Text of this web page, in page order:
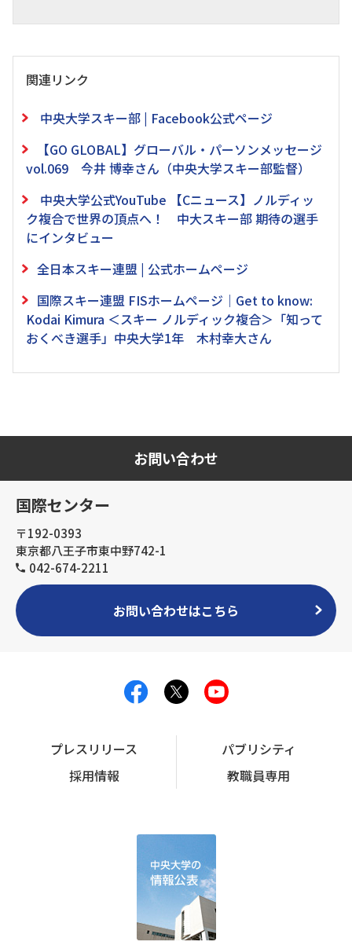
関連リンク
中央大学スキー部 | Facebook公式ページ
【GO GLOBAL】グローバル・パーソンメッセージ
vol.069 今井 博幸さん（中央大学スキー部監督）
中央大学公式YouTube 【Cニュース】ノルディッ
ク複合で世界の頂点へ！ 中大スキー部 期待の選手
にインタビュー
全日本スキー連盟 | 公式ホームページ
国際スキー連盟 FISホームページ｜Get to know:
Kodai Kimura ＜スキー ノルディック複合＞「知って
おくべき選手」中央大学1年 木村幸大さん
お問い合わせ
国際センター
〒192-0393
東京都八王子市東中野742-1
042-674-2211
お問い合わせはこちら
プレスリリース
パブリシティ
採用情報
教職員専用